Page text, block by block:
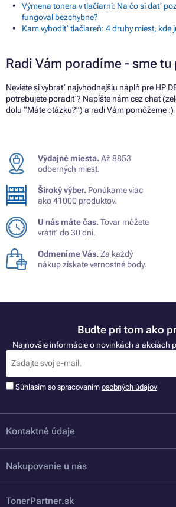
Výmena tonera v tlačiarni: Na čo si dať
fungoval bezchybne?
Kam vyhodiť tlačiareň: 4 druhy miest, kde
Radi Vám poradíme - sme tu
Neviete si vybrať najvhodnejšiu náplň pre HP
potrebujete poradiť? Napíšte nám cez chat
dolu “Máte otázku?”) a radi Vám pomôžeme :)
Výdajné miesta.Až 8853
odberných miest.
Široký výber. Ponúkame viac
ako 41000 produktov.
U nás máte čas.Tovar môžete
vrátiť do 30 dní.
Odmeníme Vás.Za každý
nákup získate vernostné body.
Buďte pri tom ako
Najnovšie informácie o novinkách a akciách
Súhlasím so spracovaním osobných údajov
Kontaktné údaje
Nakupovanie u nás
TonerPartner.sk